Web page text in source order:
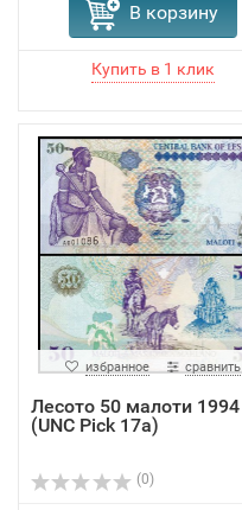
В корзину
избранное сравнить
Лесото 50 малоти 1994
(UNC Pick 17a)
(0)